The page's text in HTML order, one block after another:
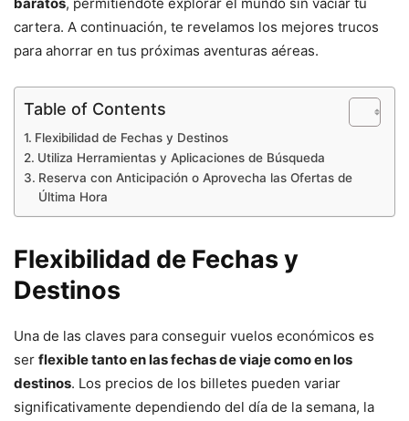
cartera. A continuación, te revelamos los mejores trucos
para ahorrar en tus próximas aventuras aéreas.
Table of Contents
Flexibilidad de Fechas y Destinos
Utiliza Herramientas y Aplicaciones de Búsqueda
Reserva con Anticipación o Aprovecha las Ofertas de
Última Hora
Flexibilidad de Fechas y
Destinos
Una de las claves para conseguir vuelos económicos es
ser flexible tanto en las fechas de viaje como en los
destinos. Los precios de los billetes pueden variar
significativamente dependiendo del día de la semana, la